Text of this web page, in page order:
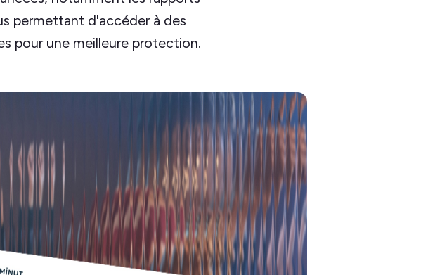
permettant d'accéder à des
pour une meilleure protection.